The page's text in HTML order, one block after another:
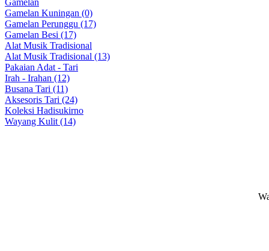
Gamelan
Gamelan Kuningan (0)
Gamelan Perunggu (17)
Gamelan Besi (17)
Alat Musik Tradisional
Alat Musik Tradisional (13)
Pakaian Adat - Tari
Irah - Irahan (12)
Busana Tari (11)
Aksesoris Tari (24)
Koleksi Hadisukirno
Wayang Kulit (14)